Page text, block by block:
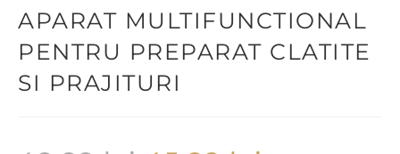
APARAT MULTIFUNCTIONAL
PENTRU PREPARAT CLATITE
SI PRAJITURI